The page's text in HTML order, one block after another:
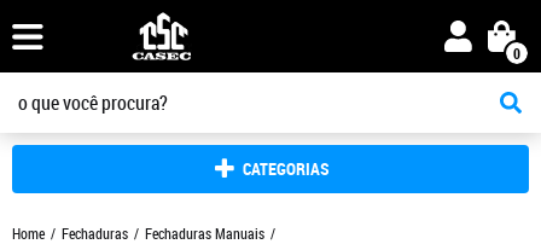
0
CATEGORIAS
Home Fechaduras
Fechaduras Manuais